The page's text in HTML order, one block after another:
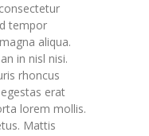
tempor
aliqua.
in nisl nisi.
rhoncus
erat
lorem mollis.
Mattis